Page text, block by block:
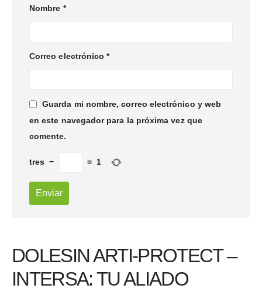
Nombre *
Correo electrónico*
Guarda mi nombre, correo electrónico y web
en este navegador para la próxima vez que
comente.
tres − = 1
DOLESIN ARTI-PROTECT –
INTERSA: TU ALIADO